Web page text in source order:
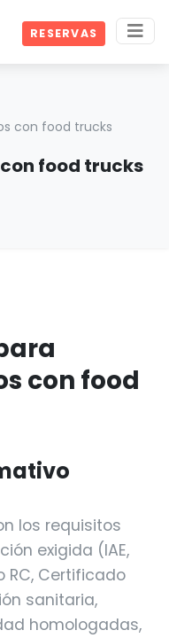
RESERVAS
con food trucks
food trucks
con food
los requisitos
exigida (IAE,
RC, Certificado
sanitaria,
homologadas,